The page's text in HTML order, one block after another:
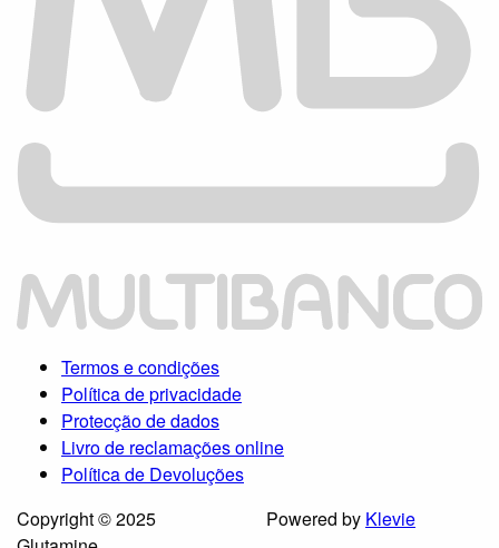
Termos e condições
Política de privacidade
Protecção de dados
Livro de reclamações online
Política de Devoluções
Copyright © 2025
Powered by Klevie